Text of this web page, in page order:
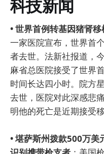
科技新闻
• 世界首例转基因猪肾
一家医院宣布，世界首
者去世。法新社报道，
麻省总医院接受了世界
时间长达四小时。院方
去世，医院对此深感悲
明他的死亡是近期接受
• 堪萨斯州拨款500万